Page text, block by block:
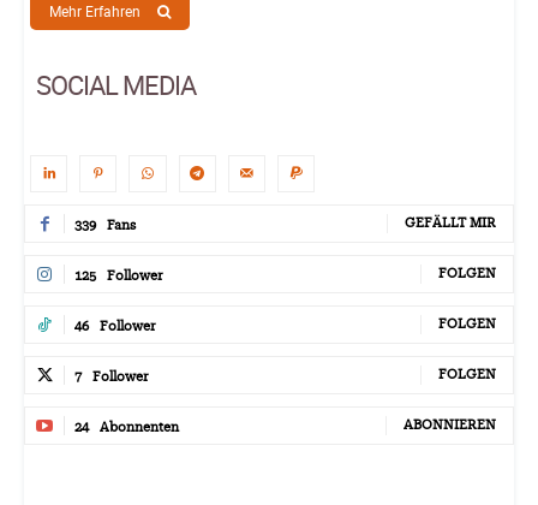
Mehr Erfahren
SOCIAL MEDIA
339 Fans GEFÄLLT MIR
125 Follower FOLGEN
46 Follower FOLGEN
7 Follower FOLGEN
24 Abonnenten ABONNIEREN